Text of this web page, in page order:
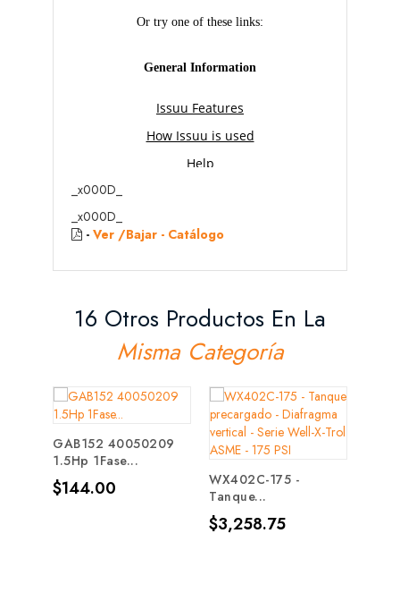
_x000D_
_x000D_
- Ver /Bajar - Catálogo
16 Otros Productos En La
Misma Categoría
GAB152 40050209
1.5Hp 1Fase...
Precio
$144.00
WX402C-175 -
Tanque...
Precio
$3,258.75